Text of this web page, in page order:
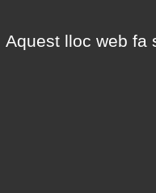
Aquest lloc web fa